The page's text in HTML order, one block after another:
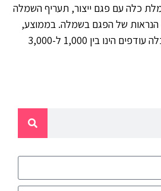
כלה עם פגם ייצור, תעריף השמלה
של הפגם בשמלה. בממוצע,
טווח מחירים של שמלת כלה עודפים הינו בין 1,000 ל-3,000